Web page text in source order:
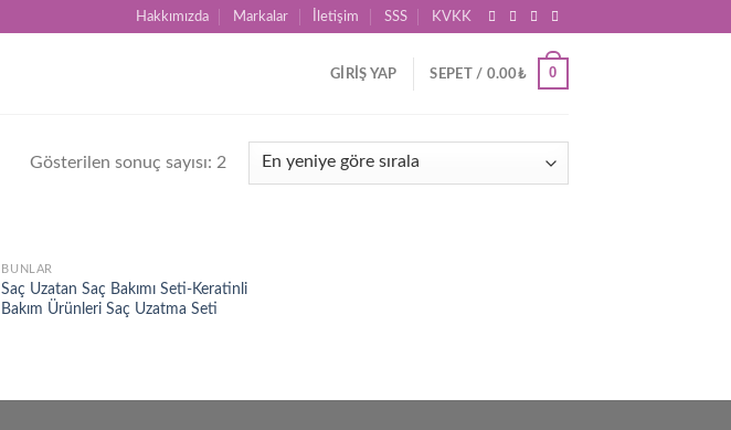
Hakkımızda Markalar İletişim SSS KVKK
GIRIŞ YAP SEPET / 0.00₺ 0
Gösterilen sonuç sayısı: 2
Add to
wishlist
BUNLAR
Saç Uzatan Saç Bakımı Seti-Keratinli
Bakım Ürünleri Saç Uzatma Seti